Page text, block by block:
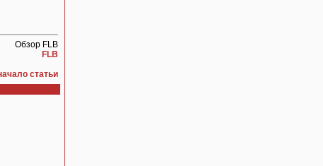
Обзор FLB
FLB
статьи